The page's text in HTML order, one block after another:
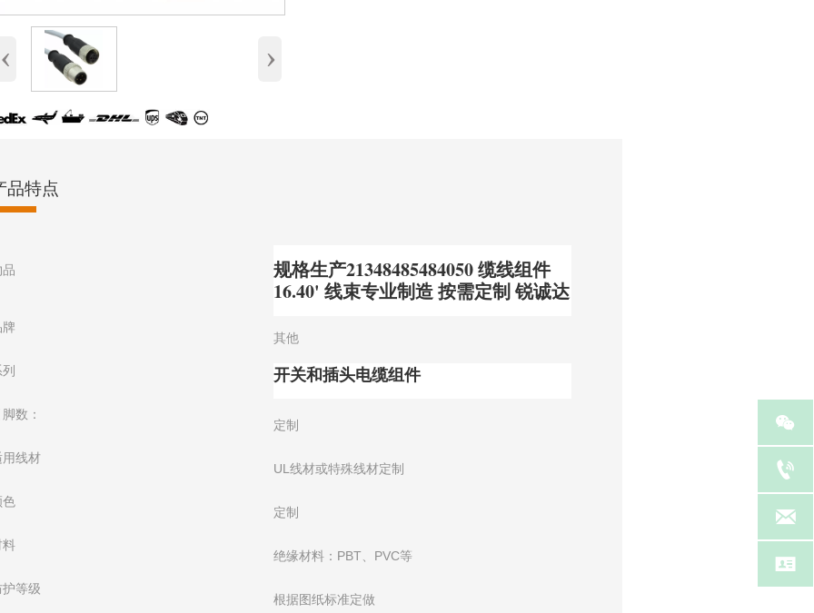
‹ ›
品特点
品
规格生产21348485484050 缆线组件
16.40' 线束专业制造 按需定制 锐诚达
牌
其他
开关和插头电缆组件
数：
定制
用线材
UL线材或特殊线材定制
色
定制
料
绝缘材料：PBT、PVC等
护等级
根据图纸标准定做



